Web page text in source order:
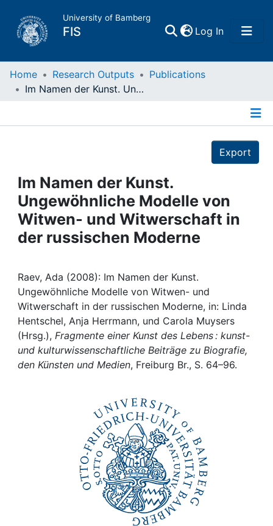
University of Bamberg
FIS Log In(current)
Home
Projects
People
Institutions
Awards
My FIS
Help
Home Research Outputs
Publications
Im Namen der Kunst. Ungewöhnliche Modelle von Witwen- und Witwerschaft in der russischen Moderne
Export
Im Namen der Kunst.
Ungewöhnliche Modelle von
Witwen- und Witwerschaft in
der russischen Moderne
Raev, Ada (2008): Im Namen der Kunst.
Ungewöhnliche Modelle von Witwen- und
Witwerschaft in der russischen Moderne, in: Linda
Hentschel, Anja Herrmann, und Carola Muysers
(Hrsg.), Fragmente einer Kunst des Lebens : kunst-
und kulturwissenschaftliche Beiträge zu Biografie,
den Künsten und Medien, Freiburg Br., S. 64–96.